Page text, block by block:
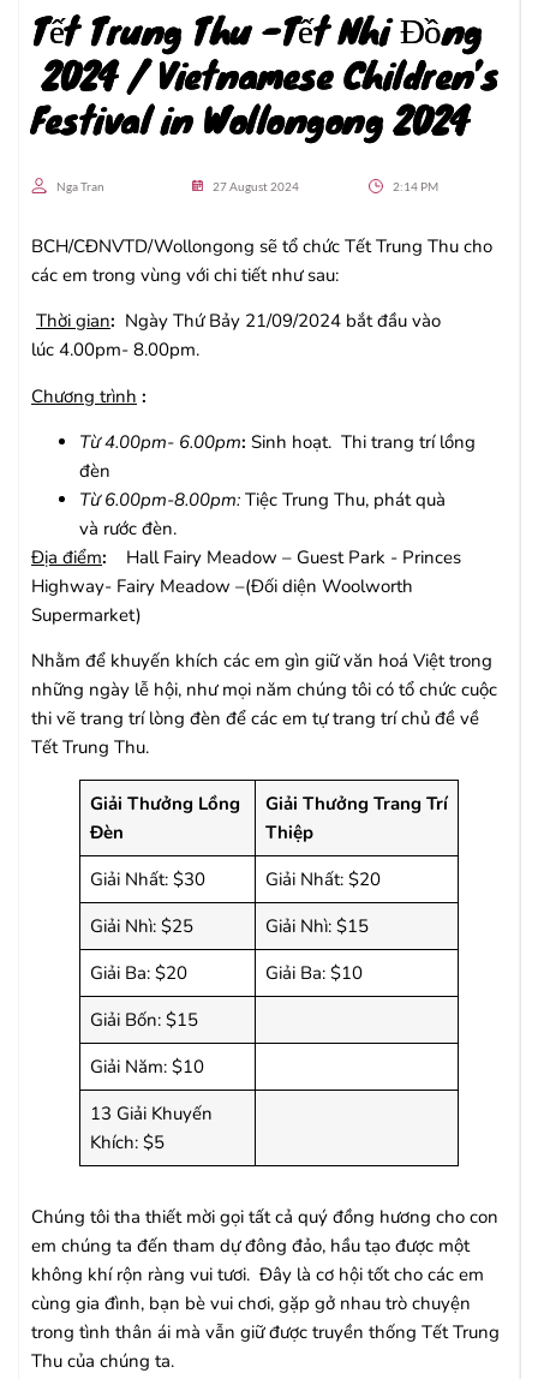
Tết Trung Thu -Tết Nhi Đồng
2024 / Vietnamese Children’s
Festival in Wollongong 2024
Nga Tran 27 August 2024 2:14 PM
BCH/CĐNVTD/Wollongong sẽ tổ chức Tết Trung Thu cho
các em trong vùng với chi tiết như sau:
Thời gian: Ngày Thứ Bảy 21/09/2024 bắt đầu vào
lúc 4.00pm- 8.00pm.
Chương trình :
Từ 4.00pm- 6.00pm: Sinh hoạt. Thi trang trí lồng
đèn
Từ 6.00pm-8.00pm: Tiệc Trung Thu, phát quà
và rước đèn.
Địa điểm: Hall Fairy Meadow – Guest Park - Princes
Highway- Fairy Meadow –(Đối diện Woolworth
Supermarket)
Nhằm để khuyến khích các em gìn giữ văn hoá Việt trong
những ngày lễ hội, như mọi năm chúng tôi có tổ chức cuộc
thi vẽ trang trí lòng đèn để các em tự trang trí chủ đề về
Tết Trung Thu.
Giải Thưởng Lồng
Đèn
Giải Thưởng Trang Trí
Thiệp
Giải Nhất: $30
Giải Nhất: $20
Giải Nhì: $25
Giải Nhì: $15
Giải Ba: $20
Giải Ba: $10
Giải Bốn: $15
Giải Năm: $10
13 Giải Khuyến
Khích: $5
Chúng tôi tha thiết mời gọi tất cả quý đồng hương cho con
em chúng ta đến tham dự đông đảo, hầu tạo được một
không khí rộn ràng vui tươi. Đây là cơ hội tốt cho các em
cùng gia đình, bạn bè vui chơi, gặp gở nhau trò chuyện
trong tình thân ái mà vẫn giữ được truyền thống Tết Trung
Thu của chúng ta.